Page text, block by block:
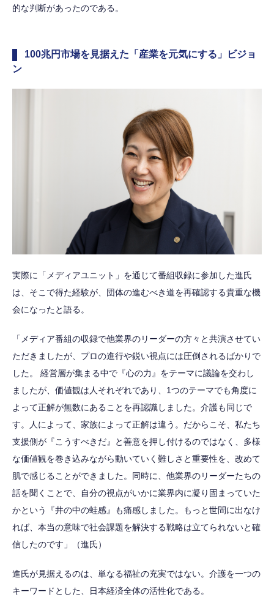
的な判断があったのである。
100兆円市場を見据えた「産業を元気にする」ビジョ
ン
実際に「メディアユニット」を通じて番組収録に参加した進氏
は、そこで得た経験が、団体の進むべき道を再確認する貴重な機
会になったと語る。
「メディア番組の収録で他業界のリーダーの方々と共演させてい
ただきましたが、プロの進行や鋭い視点には圧倒されるばかりで
した。 経営層が集まる中で『心の力』をテーマに議論を交わし
ましたが、価値観は人それぞれであり、1つのテーマでも角度に
よって正解が無数にあることを再認識しました。介護も同じで
す。人によって、家族によって正解は違う。だからこそ、私たち
支援側が『こうすべきだ』と善意を押し付けるのではなく、多様
な価値観を巻き込みながら動いていく難しさと重要性を、改めて
肌で感じることができました。同時に、他業界のリーダーたちの
話を聞くことで、自分の視点がいかに業界内に凝り固まっていた
かという『井の中の蛙感』も痛感しました。もっと世間に出なけ
れば、本当の意味で社会課題を解決する戦略は立てられないと確
信したのです」（進氏）
進氏が見据えるのは、単なる福祉の充実ではない。介護を一つの
キーワードとした、日本経済全体の活性化である。